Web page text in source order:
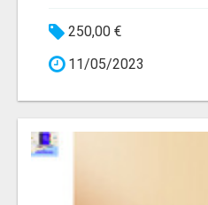
250,00 €
11/05/2023